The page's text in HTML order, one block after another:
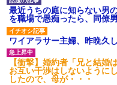
最近うちの庭に知らない男
を職場で愚痴ったら、同僚
ワイアラサー主婦、昨晩久
【衝撃】婚約者「兄と結婚
お互い干渉はしないように
したので、母が・・・